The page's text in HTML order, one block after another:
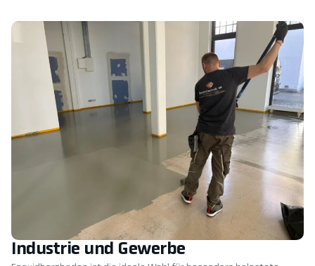
Industrie und Gewerbe